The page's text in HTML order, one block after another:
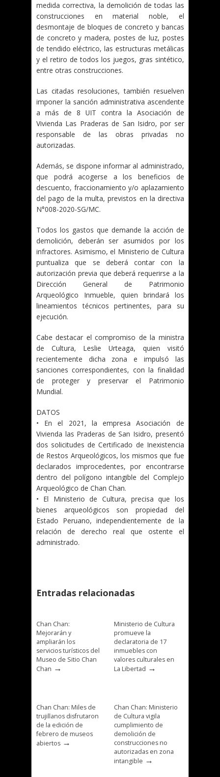
medida correctiva, la demolición de todas las
construcciones en material noble, el
desmontaje de bloques de concreto y bancas
de concreto y madera, postes de luz, postes
de tendido eléctrico, las estructuras metálicas
y el retiro de todos los juegos, gras sintético,
entre otras construcciones.
Las citadas resoluciones, también resuelven
imponer la sanción administrativa ascendente
a más de 8 UIT contra la Asociación de
Vivienda Las Praderas de San Isidro, por ser
responsable de las obras privadas no
autorizadas.
Además, se dispone informar al administrado,
que podrá acogerse a los beneficios de
descuento, fraccionamiento y/o aplazamiento
del pago de la multa, previstos en la directiva
N°008-2020-SG/MC.
Todos los gastos que demande la acción de
demolición, deberán ser asumidos por los
infractores. Asimismo, el Ministerio de Cultura
puntualiza que se deberá contar con la
autorización previa que deberá requerirse a la
Dirección General de Patrimonio
Arqueológico Inmueble, quien brindará los
lineamientos técnicos pertinentes, para su
ejecución.
Cabe destacar el compromiso de la ministra
de Cultura, Leslie Urteaga, quien visitó
recientemente dicha zona e impulsó las
sanciones correspondientes, con la finalidad
de proteger y preservar el Patrimonio
Mundial.
DATOS
• En el 2021, la empresa Asociación de
Vivienda las Praderas de San Isidro, presentó
dos solicitudes de Certificado de Inexistencia
de Restos Arqueológicos, los mismos que fue
declarados improcedentes, por encontrarse
dentro del polígono intangible del Complejo
Arqueológico de Chan Chan.
• El Ministerio de Cultura, precisa que los
bienes arqueológicos son propiedad del
Estado Peruano, independientemente de la
relación de derecho real que ostente el
administrado.
Entradas relacionadas
Chan Chan:
Mejorarán y
ampliarán los
servicios turísticos del
Museo de Sitio Chan
Chan →
Ministerio de Cultura
promueve la
declaratoria de 17
inmuebles con
valores culturales en
La Libertad →
Chan Chan: Miles de
trujillanos disfrutaron
de la edición de
febrero de museos
abiertos →
Chan Chan: Ministerio
de Cultura vigila
cumplimiento de
demolición de
construcciones no
autorizadas en zona
intangible →